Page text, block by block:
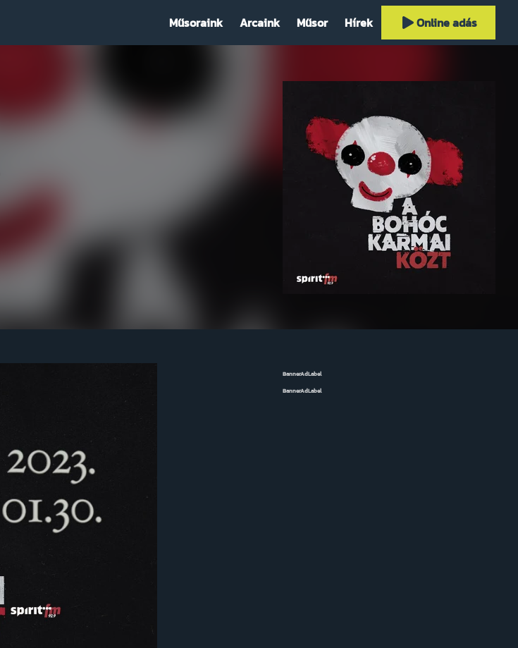
Műsoraink Arcaink Műsor Hírek Online adás
BannerAdLabel
BannerAdLabel